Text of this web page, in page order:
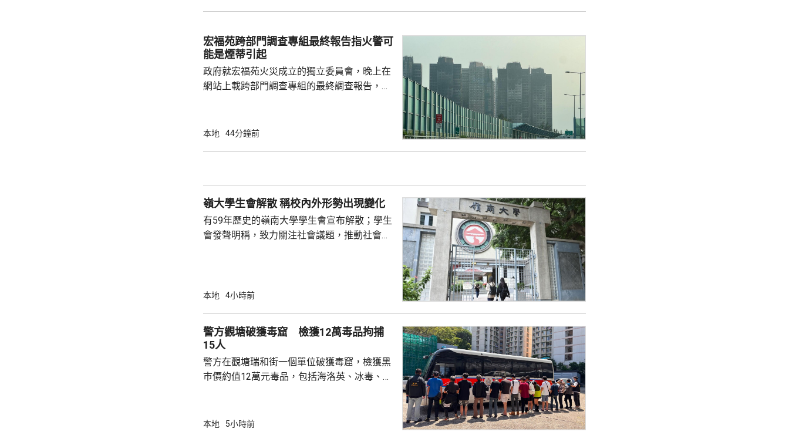
延。 試驗顯示，發泡膠板導致廚房窗失效，廚
房內部溫度升至攝氏340至370度。沒有使用
發泡膠板的內部溫度則維持在100度...
宏福苑跨部門調查專組最終報告指火警可
能是煙蒂引起
政府就宏福苑火災成立的獨立委員會，晚上在
網站上載跨部門調查專組的最終調查報告，指
高達2米，包括安全網，以及遮蓋窗戶的發泡
火地點的可燃物料。現場並發現兩個煙蒂。 受
火勢蔓延影響，宏福苑共有924個...
本地 44分鐘前
嶺大學生會解散 稱校內外形勢出現變化
有59年歷史的嶺南大學學生會宣布解散；學生
會發聲明稱，致力關注社會議題，推動社會進
承認學生會，導致學生會無法在校內提供服
生會完全失去運作空間。 對於近年多間院校學
生會相繼解散，他認為是學界以至...
本地 4小時前
警方觀塘破獲毒窟 檢獲12萬毒品拘捕
15人
警方在觀塘瑞和街一個單位破獲毒窟，檢獲黑
巿價約值12萬元毒品，包括海洛英、冰毒、含
營毒窟及販運危險藥物，另外13男1女，年齡
本地 5小時前